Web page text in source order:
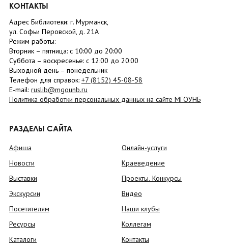
КОНТАКТЫ
Адрес Библиотеки: г. Мурманск,
ул. Софьи Перовской, д. 21А
Режим работы:
Вторник – пятница: с 10:00 до 20:00
Суббота – воскресенье: c 12:00 до 20:00
Выходной день – понедельник
Телефон для справок: +7 (8152) 45-08-58
E-mail: ruslib@mgounb.ru
Политика обработки персональных данных на сайте МГОУНБ
РАЗДЕЛЫ САЙТА
Афиша
Новости
Выставки
Экскурсии
Посетителям
Ресурсы
Каталоги
Онлайн-услуги
Краеведение
Проекты. Конкурсы
Видео
Наши клубы
Коллегам
Контакты